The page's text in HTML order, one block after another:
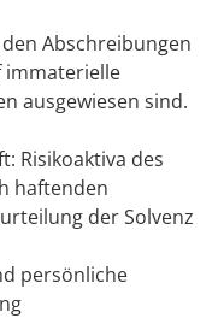
Abschreibungen
immaterielle
ausgewiesen sind.
Risikoaktiva des
haftenden
der Solvenz
persönliche